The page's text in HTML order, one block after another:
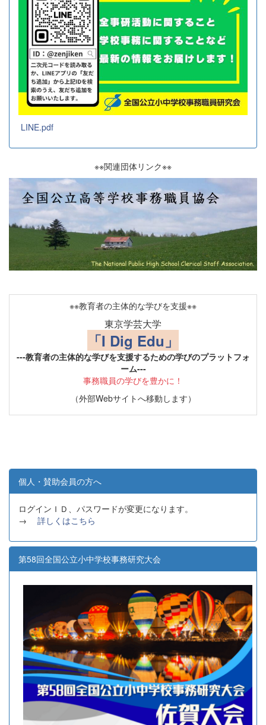
LINE.pdf
※※関連団体リンク※※
※※教育者の主体的な学びを支援※※
東京学芸大学
「I Dig Edu」
---教育者の主体的な学びを支援するための学びのプラットフォ
ーム---
事務職員の学びを豊かに！
（外部Webサイトへ移動します）
個人・賛助会員の方へ
ログインＩＤ、パスワードが変更になります。
→ 詳しくはこちら
第58回全国公立小中学校事務研究大会